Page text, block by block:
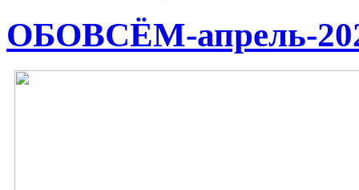
ОБОВСЁМ-апрель-